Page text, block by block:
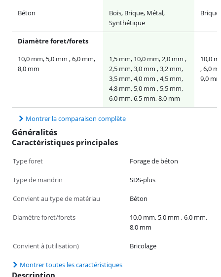
Béton
Bois, Brique, Métal,
Synthétique
Diamètre foret/forets
10,0 mm, 5,0 mm , 6,0 mm,
8,0 mm
1,5 mm, 10,0 mm, 2,0 mm ,
2,5 mm, 3,0 mm , 3,2 mm,
3,5 mm, 4,0 mm , 4,5 mm,
4,8 mm, 5,0 mm , 5,5 mm,
6,0 mm, 6,5 mm, 8,0 mm
10,0
, 6,0
9,0
Montrer la comparaison complète
Généralités
Caractéristiques principales
Type foret Forage de béton
Type de mandrin SDS-plus
Convient au type de matériau Béton
Diamètre foret/forets
10,0 mm, 5,0 mm , 6,0 mm,
8,0 mm
Convient à (utilisation) Bricolage
Montrer toutes les caractéristiques
Description